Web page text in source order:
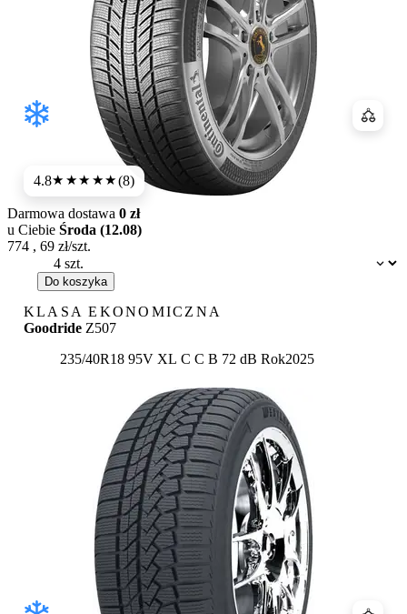
4.8★★★★★(8)
Dostępność:
Darmowa dostawa 0 zł
u Ciebie Środa (12.08)
774 , 69 zł/szt.
Do koszyka
KLASA EKONOMICZNA
Goodride Z507
235/40R18 95V XL Etykieta:
C C B 72 dB Rok2025